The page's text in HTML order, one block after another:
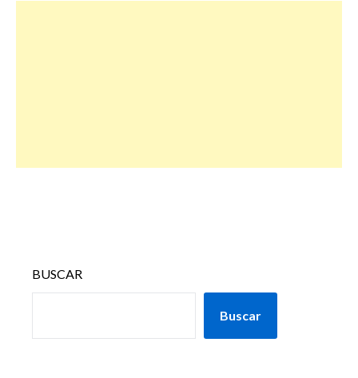
BUSCAR
Buscar